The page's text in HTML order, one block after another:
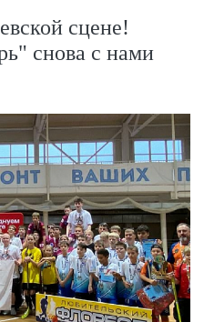
сцене!
снова с нами